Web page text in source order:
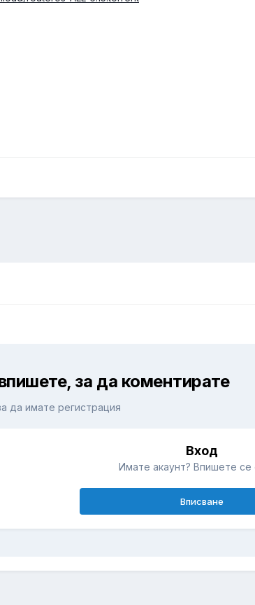
за да коментирате
да имате регистрация
Вход
Имате акаунт? Впишете се
Вписване